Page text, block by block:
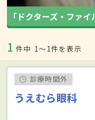
1 件中 1〜1件を表示
診療時間外
うえむら眼科